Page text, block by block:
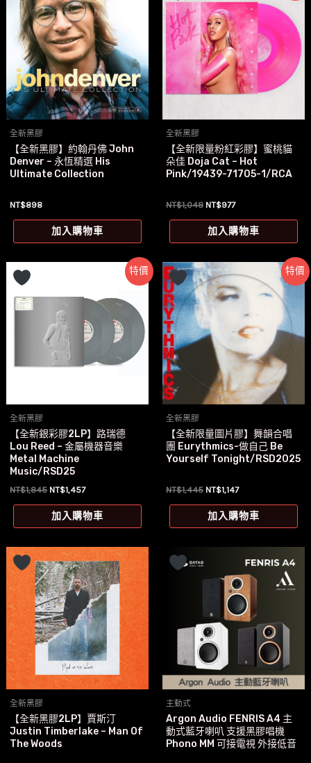
全新黑膠
【全新黑膠】約翰丹佛 John
Denver – 永恆精選 His
Ultimate Collection
NT$898
加入購物車
全新黑膠
【全新限量粉紅彩膠】蜜桃貓
朵佳 Doja Cat – Hot
Pink/19439-71705-1/RCA
NT$1,048 原
價
格：
NT$977目
價
格：
加入購物車
特價
全新黑膠
【全新銀彩膠2LP】路瑞德
Lou Reed – 金屬機器音樂
Metal Machine
Music/RSD25
NT$1,845 原
價
格：
NT$1,457目
價
格：
加入購物車
特價
全新黑膠
【全新限量圖片膠】舞韻合唱
團 Eurythmics-做自己 Be
Yourself Tonight/RSD2025
NT$1,445 原
價
格：
NT$1,147目
價
格：
加入購物車
全新黑膠
【全新黑膠2LP】賈斯汀
Justin Timberlake – Man Of
The Woods
主動式
Argon Audio FENRIS A4 主
動式藍牙喇叭 支援黑膠唱機
Phono MM 可接電視 外接低音